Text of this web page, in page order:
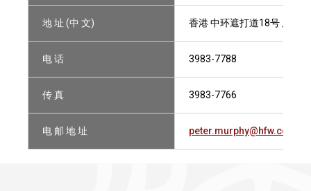
地 址 (中 文) 香港 中环遮打道18号 历山
电 话 3983-7788
传 真 3983-7766
电 邮 地 址 peter.murphy@hfw.com